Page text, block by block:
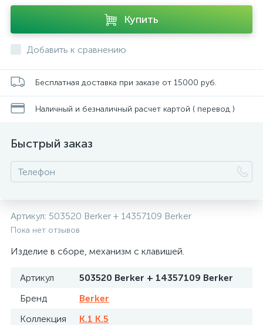
Купить
Добавить к сравнению
Бесплатная доставка при заказе от 15000 руб.
Наличный и безналичный расчет картой ( перевод )
Быстрый заказ
Артикул: 503520 Berker + 14357109 Berker
Пока нет отзывов
Изделие в сборе, механизм с клавишей.
Артикул
503520 Berker + 14357109 Berker
Бренд
Berker
Коллекция
K.1 K.5